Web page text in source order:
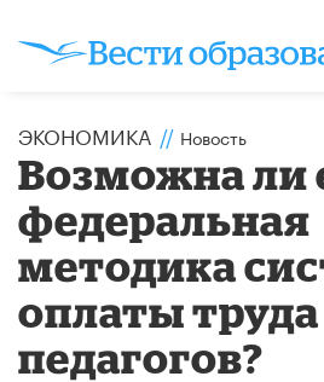
ЭКОНОМИКА // Новость
Возможна ли
федеральная
методика
оплаты труда
педагогов?